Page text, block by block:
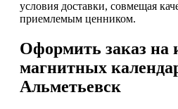
условия доставки, совмещая
приемлемым ценником.
Оформить заказ на
магнитных
Альметьевск